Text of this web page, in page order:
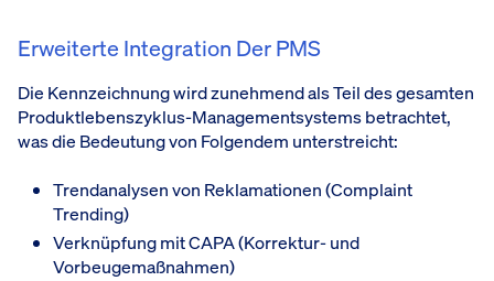
Erweiterte Integration Der PMS
Die Kennzeichnung wird zunehmend als Teil des gesamten
Produktlebenszyklus-Managementsystems betrachtet,
was die Bedeutung von Folgendem unterstreicht:
Trendanalysen von Reklamationen (Complaint
Trending)
Verknüpfung mit CAPA (Korrektur- und
Vorbeugemaßnahmen)